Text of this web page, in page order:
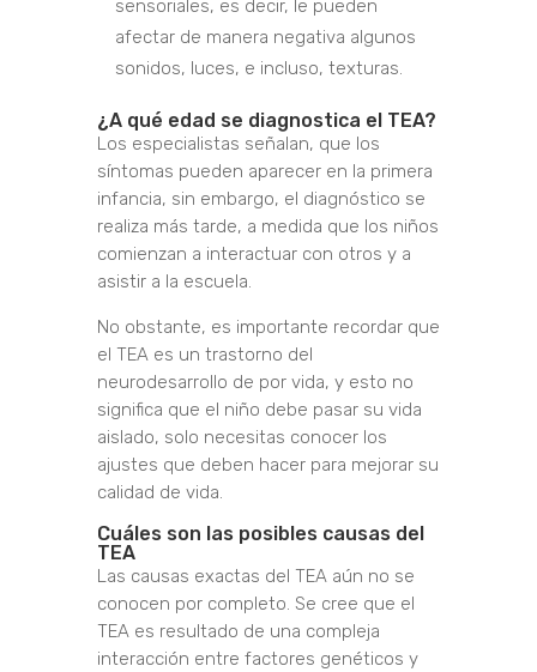
sensoriales, es decir, le pueden
afectar de manera negativa algunos
sonidos, luces, e incluso, texturas.
¿A qué edad se diagnostica el TEA?
Los especialistas señalan, que los
síntomas pueden aparecer en la primera
infancia, sin embargo, el diagnóstico se
realiza más tarde, a medida que los niños
comienzan a interactuar con otros y a
asistir a la escuela.
No obstante, es importante recordar que
el TEA es un trastorno del
neurodesarrollo de por vida, y esto no
significa que el niño debe pasar su vida
aislado, solo necesitas conocer los
ajustes que deben hacer para mejorar su
calidad de vida.
Cuáles son las posibles causas del
TEA
Las causas exactas del TEA aún no se
conocen por completo. Se cree que el
TEA es resultado de una compleja
interacción entre factores genéticos y